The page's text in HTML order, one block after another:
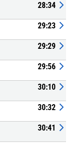
28:34
29:23
29:29
29:56
30:10
30:32
30:41